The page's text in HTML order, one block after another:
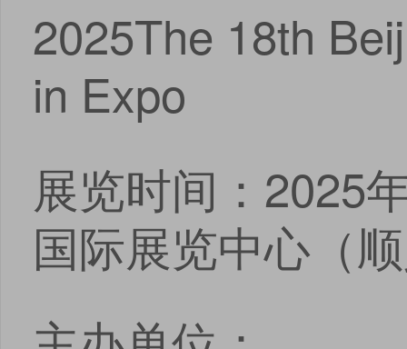
2025The 18th
in Expo
展览时间：2025
国际展览中心（